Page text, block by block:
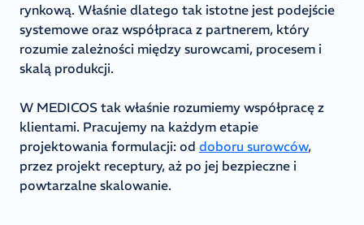
rynkową. Właśnie dlatego tak istotne jest podejście
systemowe oraz współpraca z partnerem, który
rozumie zależności między surowcami, procesem i
skalą produkcji.
W MEDICOS tak właśnie rozumiemy współpracę z
klientami. Pracujemy na każdym etapie
projektowania formulacji: od doboru surowców,
przez projekt receptury, aż po jej bezpieczne i
powtarzalne skalowanie.